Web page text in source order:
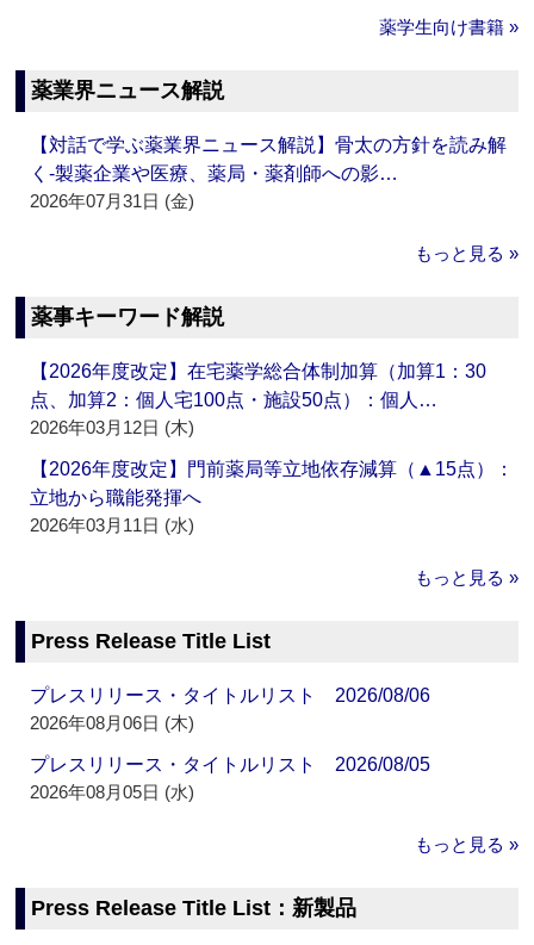
薬学生向け書籍 »
薬業界ニュース解説
【対話で学ぶ薬業界ニュース解説】骨太の方針を読み解
く‐製薬企業や医療、薬局・薬剤師への影…
2026年07月31日 (金)
もっと見る »
薬事キーワード解説
【2026年度改定】在宅薬学総合体制加算（加算1：30
点、加算2：個人宅100点・施設50点）：個人…
2026年03月12日 (木)
【2026年度改定】門前薬局等立地依存減算（▲15点）：
立地から職能発揮へ
2026年03月11日 (水)
もっと見る »
Press Release Title List
プレスリリース・タイトルリスト 2026/08/06
2026年08月06日 (木)
プレスリリース・タイトルリスト 2026/08/05
2026年08月05日 (水)
もっと見る »
Press Release Title List：新製品